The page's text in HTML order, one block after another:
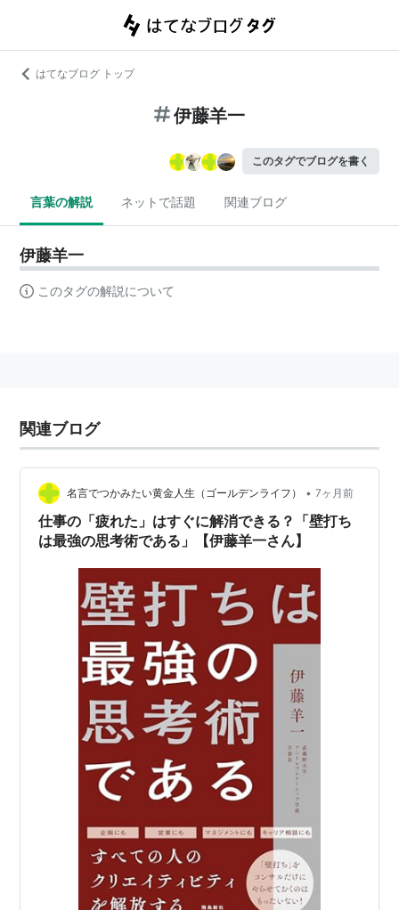
はてなブログ トップ
伊藤羊一
このタグでブログを書く
言葉の解説 ネットで話題 関連ブログ
伊藤羊一
このタグの解説について
関連ブログ
名言でつかみたい黄金人生（ゴールデンライフ） • 7ヶ月前
仕事の「疲れた」はすぐに解消できる？「壁打ち
は最強の思考術である」【伊藤羊一さん】